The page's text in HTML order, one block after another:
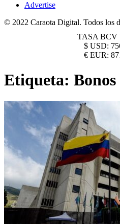
Advertise
© 2022 Caraota Digital. Todos los
TASA BCV
$ USD:
€ EUR:
Etiqueta: Bonos